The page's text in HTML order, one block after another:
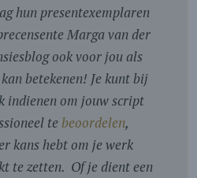
hun presentexemplaren
Marga van der
ook voor jou als
betekenen! Je kunt bij
indienen om jouw script
te beoordelen,
kans hebt om je werk
te zetten. Of je dient een